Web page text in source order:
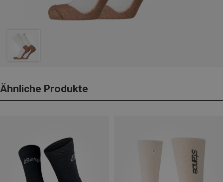
Ähnliche Produkte